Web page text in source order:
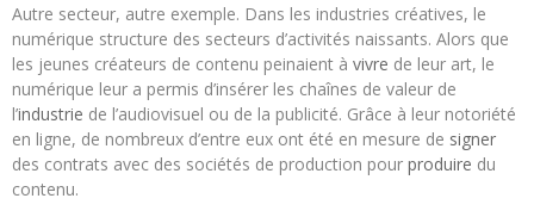
Autre secteur, autre exemple. Dans les industries créatives, le
numérique structure des secteurs d’activités naissants. Alors que
les jeunes créateurs de contenu peinaient à vivre de leur art, le
numérique leur a permis d’insérer les chaînes de valeur de
l’industrie de l’audiovisuel ou de la publicité. Grâce à leur notoriété
en ligne, de nombreux d’entre eux ont été en mesure de signer
des contrats avec des sociétés de production pour produire du
contenu.